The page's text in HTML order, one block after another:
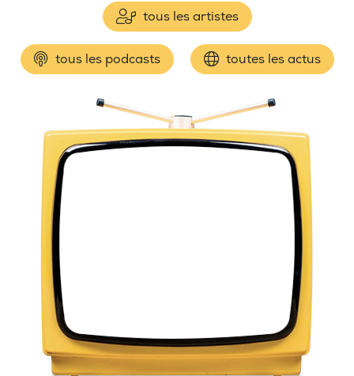
tous les artistes
tous les podcasts toutes les actus